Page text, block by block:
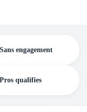
Sans engagement
Pros qualifies